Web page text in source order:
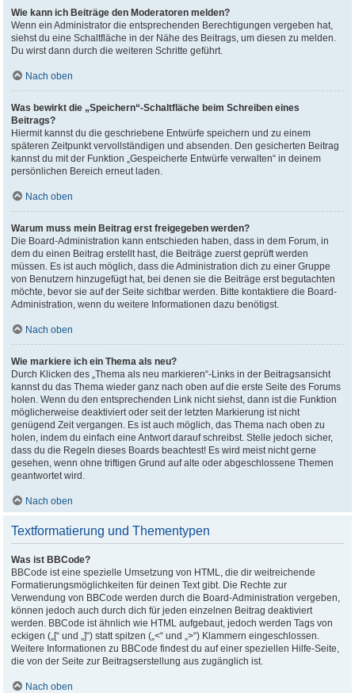
Wie kann ich Beiträge den Moderatoren melden?
Wenn ein Administrator die entsprechenden Berechtigungen vergeben hat,
siehst du eine Schaltfläche in der Nähe des Beitrags, um diesen zu melden.
Du wirst dann durch die weiteren Schritte geführt.
Nach oben
Was bewirkt die „Speichern“-Schaltfläche beim Schreiben eines
Beitrags?
Hiermit kannst du die geschriebene Entwürfe speichern und zu einem
späteren Zeitpunkt vervollständigen und absenden. Den gesicherten Beitrag
kannst du mit der Funktion „Gespeicherte Entwürfe verwalten“ in deinem
persönlichen Bereich erneut laden.
Nach oben
Warum muss mein Beitrag erst freigegeben werden?
Die Board-Administration kann entschieden haben, dass in dem Forum, in
dem du einen Beitrag erstellt hast, die Beiträge zuerst geprüft werden
müssen. Es ist auch möglich, dass die Administration dich zu einer Gruppe
von Benutzern hinzugefügt hat, bei denen sie die Beiträge erst begutachten
möchte, bevor sie auf der Seite sichtbar werden. Bitte kontaktiere die Board-
Administration, wenn du weitere Informationen dazu benötigst.
Nach oben
Wie markiere ich ein Thema als neu?
Durch Klicken des „Thema als neu markieren“-Links in der Beitragsansicht
kannst du das Thema wieder ganz nach oben auf die erste Seite des Forums
holen. Wenn du den entsprechenden Link nicht siehst, dann ist die Funktion
möglicherweise deaktiviert oder seit der letzten Markierung ist nicht
genügend Zeit vergangen. Es ist auch möglich, das Thema nach oben zu
holen, indem du einfach eine Antwort darauf schreibst. Stelle jedoch sicher,
dass du die Regeln dieses Boards beachtest! Es wird meist nicht gerne
gesehen, wenn ohne triftigen Grund auf alte oder abgeschlossene Themen
geantwortet wird.
Nach oben
Textformatierung und Thementypen
Was ist BBCode?
BBCode ist eine spezielle Umsetzung von HTML, die dir weitreichende
Formatierungsmöglichkeiten für deinen Text gibt. Die Rechte zur
Verwendung von BBCode werden durch die Board-Administration vergeben,
können jedoch auch durch dich für jeden einzelnen Beitrag deaktiviert
werden. BBCode ist ähnlich wie HTML aufgebaut, jedoch werden Tags von
eckigen („[“ und „]“) statt spitzen („<“ und „>“) Klammern eingeschlossen.
Weitere Informationen zu BBCode findest du auf einer speziellen Hilfe-Seite,
die von der Seite zur Beitragserstellung aus zugänglich ist.
Nach oben